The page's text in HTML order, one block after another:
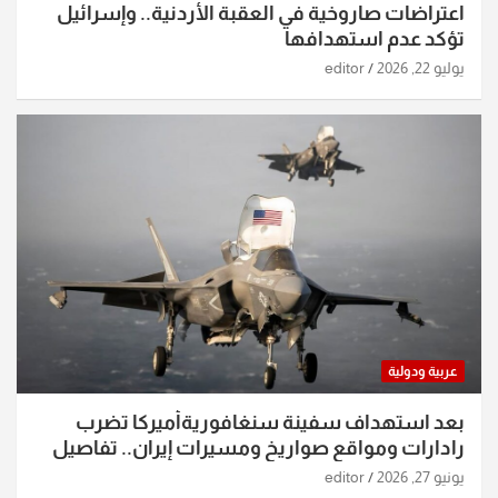
اعتراضات صاروخية في العقبة الأردنية.. وإسرائيل
تؤكد عدم استهدافها
يوليو 22, 2026 editor
عربية ودولية
بعد استهداف سفينة سنغافوريةأميركا تضرب
رادارات ومواقع صواريخ ومسيرات إيران.. تفاصيل
الساعات الماضية
يونيو 27, 2026 editor